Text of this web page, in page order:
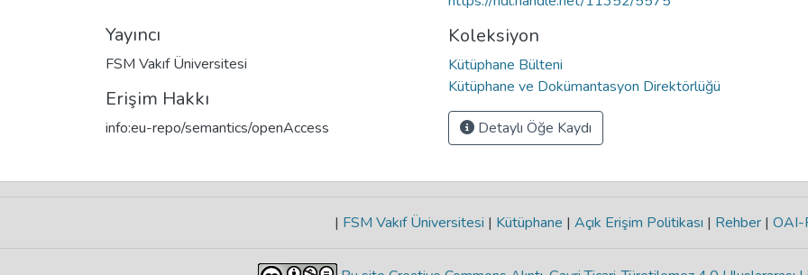
Yayıncı
FSM Vakıf Üniversitesi
Erişim Hakkı
info:eu-repo/semantics/openAccess
Koleksiyon
Kütüphane Bülteni
Kütüphane ve Dokümantasyon Direktörlüğü
Detaylı Öğe Kaydı
| FSM Vakıf Üniversitesi | Kütüphane | Açık Erişim Politikası | Rehber | OAI-